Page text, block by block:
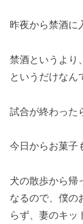
昨夜から禁酒に
禁酒というより
というだけなん
試合が終わった
今日からお菓子
犬の散歩から帰
なるので、僕の
らず、妻のキッ